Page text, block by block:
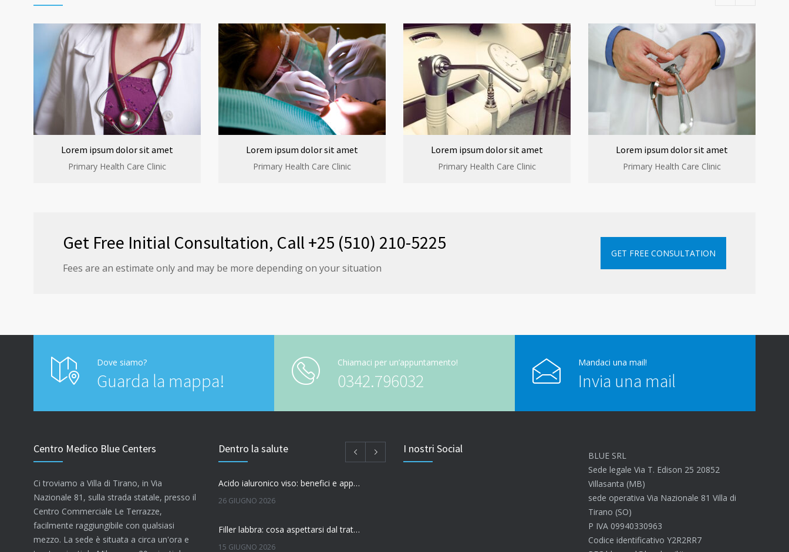
Lorem ipsum dolor sit amet
Primary Health Care Clinic
Lorem ipsum dolor sit amet
Primary Health Care Clinic
Lorem ipsum dolor sit amet
Primary Health Care Clinic
Lorem ipsum dolor sit amet
Primary Health Care Clinic
Get Free Initial Consultation, Call +25 (510) 210-5225
Fees are an estimate only and may be more depending on your situation
GET FREE CONSULTATION
Dove siamo?
Guarda la mappa!
Chiamaci per un’appuntamento!
0342.796032
Mandaci una mail!
Invia una mail
Centro Medico Blue Centers
Ci troviamo a Villa di Tirano, in Via
Nazionale 81, sulla strada statale, presso il
Centro Commerciale Le Terrazze,
facilmente raggiungibile con qualsiasi
mezzo. La sede è situata a circa un'ora e
Dentro la salute
Acido ialuronico viso: benefici e applicazioni
26 GIUGNO 2026
Filler labbra: cosa aspettarsi dal trattamento
15 GIUGNO 2026
I nostri Social
BLUE SRL
Sede legale Via T. Edison 25 20852
Villasanta (MB)
sede operativa Via Nazionale 81 Villa di
Tirano (SO)
P IVA 09940330963
Codice identificativo Y2R2RR7